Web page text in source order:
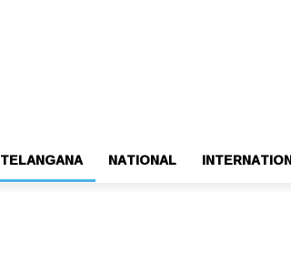
TELANGANA NATIONAL